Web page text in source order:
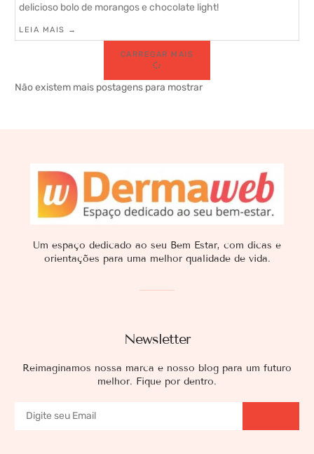
delicioso bolo de morangos e chocolate light!
LEIA MAIS →
CARREGAR MAIS
Não existem mais postagens para mostrar
Newsletter
Reimaginamos nossa marca e nosso blog para um futuro
melhor. Fique por dentro.
Um espaço dedicado ao seu Bem Estar, com dicas e
orientações para uma melhor qualidade de vida.